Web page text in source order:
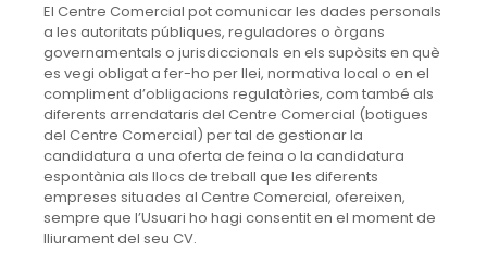
El Centre Comercial pot comunicar les dades personals
a les autoritats públiques, reguladores o òrgans
governamentals o jurisdiccionals en els supòsits en què
es vegi obligat a fer-ho per llei, normativa local o en el
compliment d’obligacions regulatòries, com també als
diferents arrendataris del Centre Comercial (botigues
del Centre Comercial) per tal de gestionar la
candidatura a una oferta de feina o la candidatura
espontània als llocs de treball que les diferents
empreses situades al Centre Comercial, ofereixen,
sempre que l’Usuari ho hagi consentit en el moment de
lliurament del seu CV.